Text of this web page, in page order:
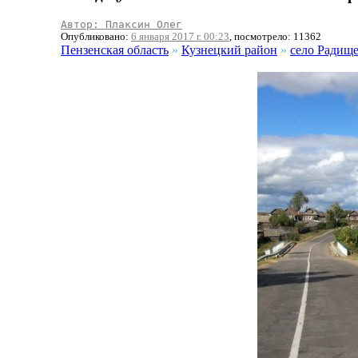
Автор: Плаксин Олег
Опубликовано: 6 января 2017 г. 00:23, посмотрело: 11362
Пензенская область » Кузнецкий район » село